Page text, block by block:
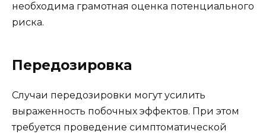
необходима грамотная оценка потенциального
риска.
Передозировка
Случаи передозировки могут усилить
выраженность побочных эффектов. При этом
требуется проведение симптоматической